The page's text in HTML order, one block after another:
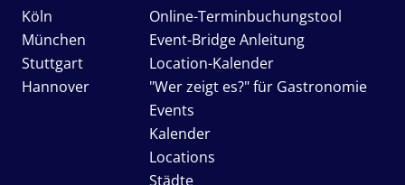
Köln
München
Stuttgart
Hannover
Online-Terminbuchungstool
Event-Bridge Anleitung
Location-Kalender
"Wer zeigt es?" für Gastronomie
Events
Kalender
Locations
Städte